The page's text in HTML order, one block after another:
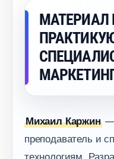
МАТЕРИАЛ
Михаил Каржин—
преподаватель и
технологиям.